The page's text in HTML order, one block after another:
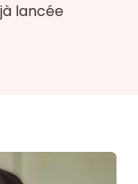
lancée